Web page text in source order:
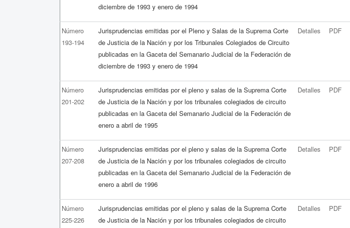
diciembre de 1993 y enero de 1994
Número
193-194
Jurisprudencias emitidas por el Pleno y Salas de la Suprema Corte
de Justicia de la Nación y por los Tribunales Colegiados de Circuito
publicadas en la Gaceta del Semanario Judicial de la Federación de
diciembre de 1993 y enero de 1994
Detalles PDF
Número
201-202
Jurisprudencias emitidas por el pleno y salas de la Suprema Corte
de Justicia de la Nación y por los tribunales colegiados de circuito
publicadas en la Gaceta del Semanario Judicial de la Federación de
enero a abril de 1995
Detalles PDF
Número
207-208
Jurisprudencias emitidas por el pleno y salas de la Suprema Corte
de Justicia de la Nación y por los tribunales colegiados de circuito
publicadas en la Gaceta del Semanario Judicial de la Federación de
enero a abril de 1996
Detalles PDF
Número
225-226
Jurisprudencias emitidas por el pleno y salas de la Suprema Corte
de Justicia de la Nación y por los tribunales colegiados de circuito
Detalles PDF